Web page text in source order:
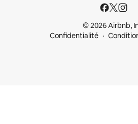
© 2026 Airbnb,
Confidentialité